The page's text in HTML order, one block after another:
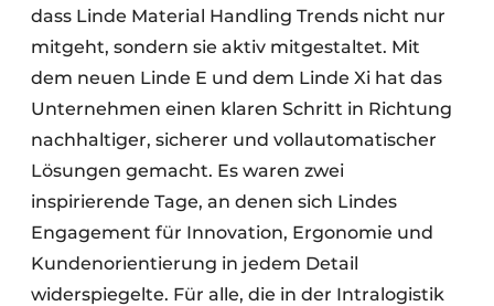
dass Linde Material Handling Trends nicht nur
mitgeht, sondern sie aktiv mitgestaltet. Mit
dem neuen Linde E und dem Linde Xi hat das
Unternehmen einen klaren Schritt in Richtung
nachhaltiger, sicherer und vollautomatischer
Lösungen gemacht. Es waren zwei
inspirierende Tage, an denen sich Lindes
Engagement für Innovation, Ergonomie und
Kundenorientierung in jedem Detail
widerspiegelte. Für alle, die in der Intralogistik